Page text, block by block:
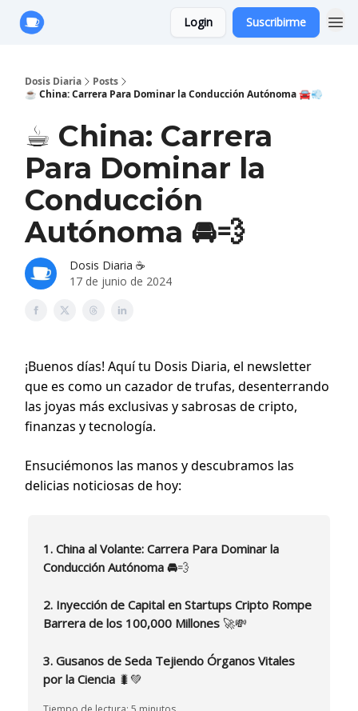
Login Suscribirme
Dosis Diaria
Posts
☕️ China: Carrera Para Dominar la Conducción Autónoma 🚘💨
☕️ China: Carrera
Para Dominar la
Conducción
Autónoma 🚘💨
Dosis Diaria ☕️
17 de junio de 2024
¡Buenos días! Aquí tu Dosis Diaria, el newsletter
que es como un cazador de trufas, desenterrando
las joyas más exclusivas y sabrosas de cripto,
finanzas y tecnología.
Ensuciémonos las manos y descubramos las
delicias noticiosas de hoy:
1. China al Volante: Carrera Para Dominar la
Conducción Autónoma 🚘💨
2. Inyección de Capital en Startups Cripto Rompe
Barrera de los 100,000 Millones 🚀💸
3. Gusanos de Seda Tejiendo Órganos Vitales
por la Ciencia 🐛💚